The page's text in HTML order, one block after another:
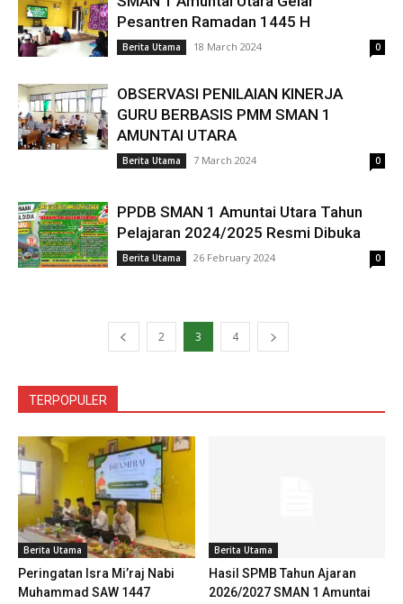
Pesantren Ramadan 1445 H
Berita Utama 18 March 2024 0
OBSERVASI PENILAIAN KINERJA
GURU BERBASIS PMM SMAN 1
AMUNTAI UTARA
Berita Utama 7 March 2024 0
PPDB SMAN 1 Amuntai Utara Tahun
Pelajaran 2024/2025 Resmi Dibuka
Berita Utama 26 February 2024 0
2 3 4
TERPOPULER
Berita Utama
Peringatan Isra Mi’raj Nabi
Muhammad SAW 1447
Berita Utama
Hasil SPMB Tahun Ajaran
2026/2027 SMAN 1 Amuntai